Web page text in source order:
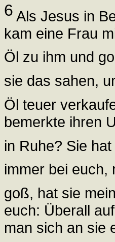
6 Als Jesus in
kam eine Frau
Öl zu ihm und
sie das sahen,
Öl teuer
bemerkte ihren
in Ruhe? Sie
immer bei euch,
goß, hat sie
euch: Überall
man sich an sie